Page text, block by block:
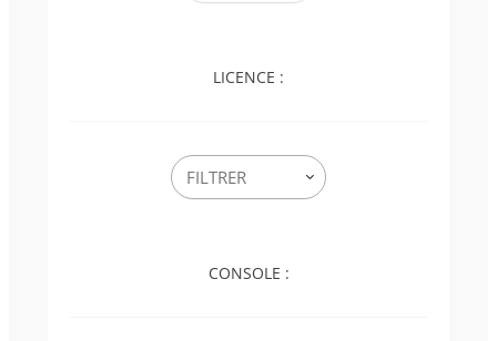
LICENCE :
CONSOLE :